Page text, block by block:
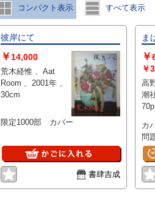
コンパクト表示 すべて表示
彼岸にて
￥ 14,000
荒木経惟 、Aat
Room 、2001年 、
30cm
限定1000部 カバー
書肆吉成
ま
￥
￥
高野
潮社 、1964
カ
問